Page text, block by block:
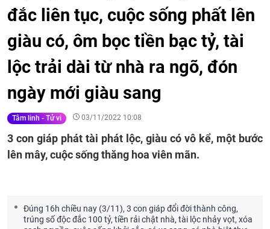
đắc liên tục, cuộc sống phất lên
giàu có, ôm bọc tiền bạc tỷ, tài
lộc trải dài từ nhà ra ngõ, đón
ngày mới giàu sang
Tâm linh - Tử vi 03/11/2022 10:08
3 con giáp phát tài phát lộc, giàu có vô kể, một bước
lên mây, cuộc sống thăng hoa viên mãn.
Đúng 16h chiều nay (3/11), 3 con giáp đổi đời thành công,
trúng số độc đắc 100 tỷ, tiền rải chật nhà, tài lộc nhảy vọt, xóa